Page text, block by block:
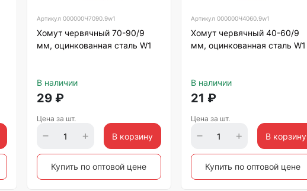
Артикул000000Ч7090.9w1
Хомут червячный 70-90/9
мм, оцинкованная сталь W1
В наличии
29 ₽
Цена за шт.
В корзину
Купить по оптовой цене
Артикул 000000Ч4060.9w1
Хомут червячный 40-60/9
мм, оцинкованная сталь W1
В наличии
21 ₽
Цена за шт.
В корзину
Купить по оптовой цене